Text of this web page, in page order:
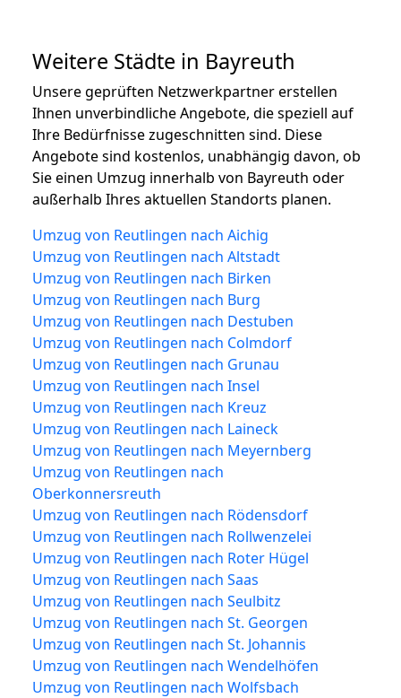
Weitere Städte in Bayreuth
Unsere geprüften Netzwerkpartner erstellen
Ihnen unverbindliche Angebote, die speziell auf
Ihre Bedürfnisse zugeschnitten sind. Diese
Angebote sind kostenlos, unabhängig davon, ob
Sie einen Umzug innerhalb von Bayreuth oder
außerhalb Ihres aktuellen Standorts planen.
Umzug von Reutlingen nach Aichig
Umzug von Reutlingen nach Altstadt
Umzug von Reutlingen nach Birken
Umzug von Reutlingen nach Burg
Umzug von Reutlingen nach Destuben
Umzug von Reutlingen nach Colmdorf
Umzug von Reutlingen nach Grunau
Umzug von Reutlingen nach Insel
Umzug von Reutlingen nach Kreuz
Umzug von Reutlingen nach Laineck
Umzug von Reutlingen nach Meyernberg
Umzug von Reutlingen nach
Oberkonnersreuth
Umzug von Reutlingen nach Rödensdorf
Umzug von Reutlingen nach Rollwenzelei
Umzug von Reutlingen nach Roter Hügel
Umzug von Reutlingen nach Saas
Umzug von Reutlingen nach Seulbitz
Umzug von Reutlingen nach St. Georgen
Umzug von Reutlingen nach St. Johannis
Umzug von Reutlingen nach Wendelhöfen
Umzug von Reutlingen nach Wolfsbach